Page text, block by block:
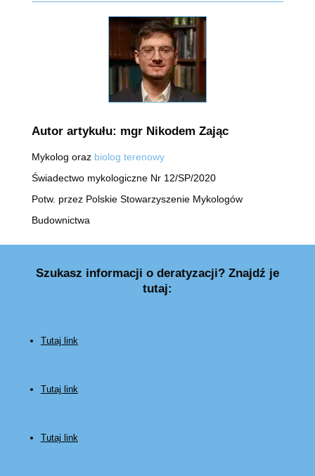
Autor artykułu: mgr Nikodem Zając
Mykolog oraz biolog terenowy
Świadectwo mykologiczne Nr 12/SP/2020
Potw. przez Polskie Stowarzyszenie Mykologów
Budownictwa
Szukasz informacji o deratyzacji? Znajdź je
tutaj:
Tutaj link
Tutaj link
Tutaj link